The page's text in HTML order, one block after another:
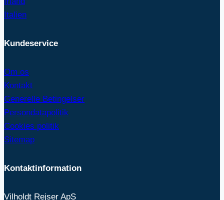
Italien
Kundeservice
Om os
Kontakt
Generelle Betingelser
Persondatapolitik
Cookies politik
Sitemap
Kontaktinformation
Vilholdt Rejser ApS